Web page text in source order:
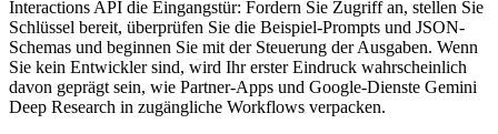
Interactions API die Eingangstür: Fordern Sie Zugriff an, stellen Sie
Schlüssel bereit, überprüfen Sie die Beispiel-Prompts und JSON-
Schemas und beginnen Sie mit der Steuerung der Ausgaben. Wenn
Sie kein Entwickler sind, wird Ihr erster Eindruck wahrscheinlich
davon geprägt sein, wie Partner-Apps und Google-Dienste Gemini
Deep Research in zugängliche Workflows verpacken.